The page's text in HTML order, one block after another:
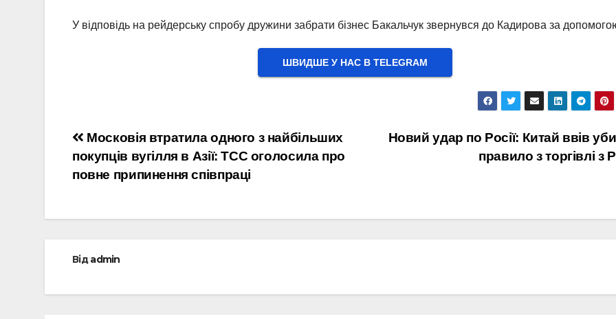
У відповідь на рейдерську спробу дружини забрати бізнес Бакальчук звернувся до Кадирова за
ШВИДШЕ У НАС В ТELEGRAM
Навігація
записів
Новий удар по Росії: Китай ввів
правило з торгівлі з
Московія втратила одного з найбільших
покупців вугілля в Азії: TCC оголосила про
повне припинення співпраці
Відadmin